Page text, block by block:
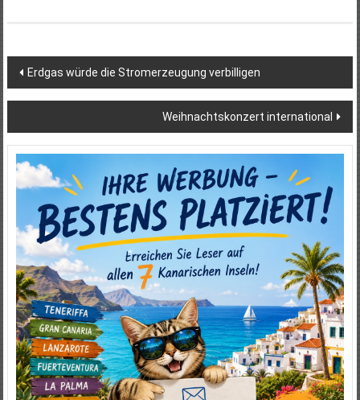
Beitragsnavigation
Erdgas würde die Stromerzeugung verbilligen
Weihnachtskonzert international